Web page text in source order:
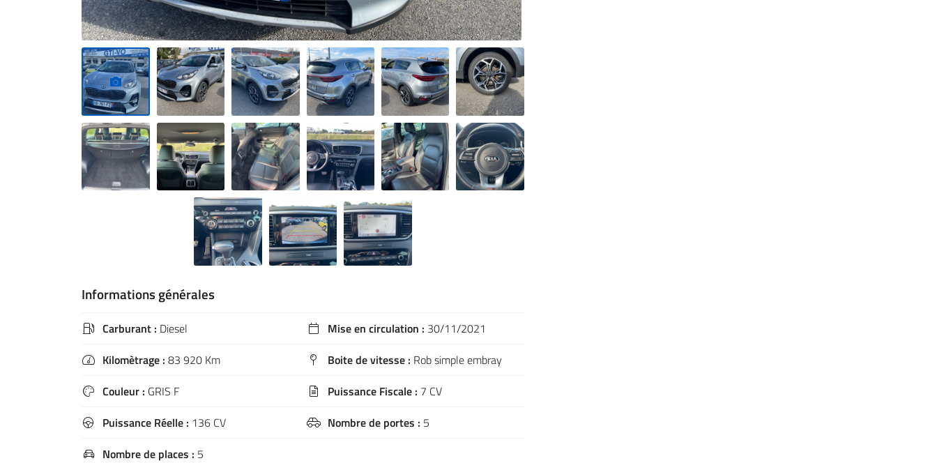
Informations générales
 Carburant : Diesel  Mise en circulation : 30/11/2021
 Kilomètrage : 83 920 Km  Boite de vitesse : Rob simple embray
 Couleur : GRIS F  Puissance Fiscale : 7 CV
 Puissance Réelle : 136 CV  Nombre de portes : 5
 Nombre de places : 5